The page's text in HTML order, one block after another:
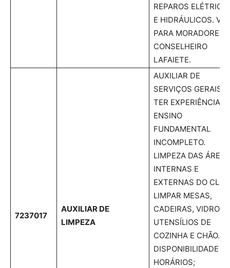
REPAROS
E HIDRÁULICOS.
PARA MORADORES
CONSELHEIRO
LAFAIETE.
7237017
AUXILIAR DE
LIMPEZA
AUXILIAR DE
SERVIÇOS GERAIS:
TER EXPERIÊNCIA.
ENSINO
FUNDAMENTAL
INCOMPLETO.
LIMPEZA DAS ÁREAS
INTERNAS E
EXTERNAS DO
LIMPAR MESAS,
CADEIRAS, VIDROS,
UTENSÍLIOS DE
COZINHA E CHÃO.
DISPONIBILIDADE
HORÁRIOS;